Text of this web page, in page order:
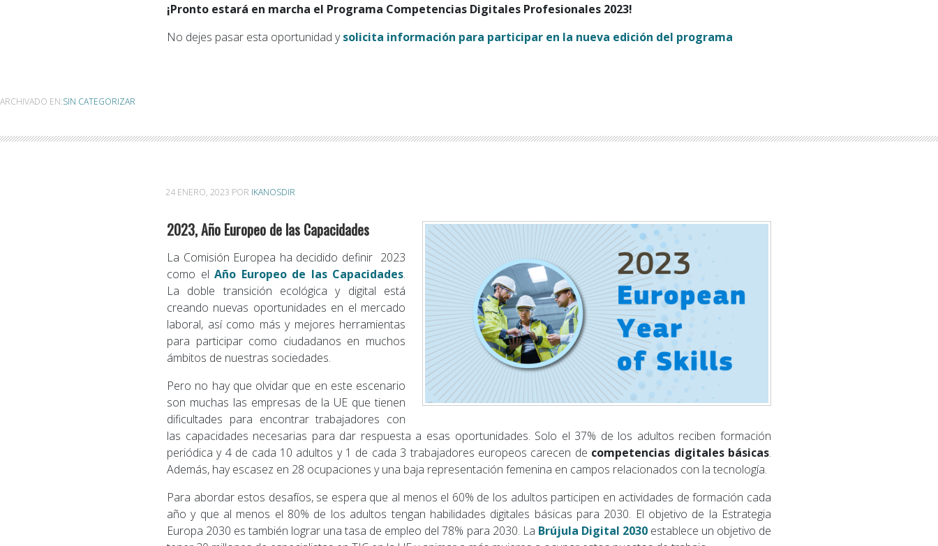
¡Pronto estará en marcha el Programa Competencias Digitales Profesionales 2023!
No dejes pasar esta oportunidad ysolicita información para participar en la nueva edición del programa
ARCHIVADO EN:SIN CATEGORIZAR
24 ENERO, 2023 POR IKANOSDIR
2023, Año Europeo de las Capacidades
La Comisión Europea ha decidido definir 2023
como el Año Europeo de las Capacidades.
La doble transición ecológica y digital está
creando nuevas oportunidades en el mercado
laboral, así como más y mejores herramientas
para participar como ciudadanos en muchos
ámbitos de nuestras sociedades.
Pero no hay que olvidar que en este escenario
son muchas las empresas de la UE que tienen
dificultades para encontrar trabajadores con
las capacidades necesarias para dar respuesta a esas oportunidades. Solo el 37% de los adultos reciben formación
periódica y 4 de cada 10 adultos y 1 de cada 3 trabajadores europeos carecen de competencias digitales básicas.
Además, hay escasez en 28 ocupaciones y una baja representación femenina en campos relacionados con la tecnología.
Para abordar estos desafíos, se espera que al menos el 60% de los adultos participen en actividades de formación cada
año y que al menos el 80% de los adultos tengan habilidades digitales básicas para 2030. El objetivo de la Estrategia
Europa 2030 es también lograr una tasa de empleo del 78% para 2030. La Brújula Digital 2030establece un objetivo de